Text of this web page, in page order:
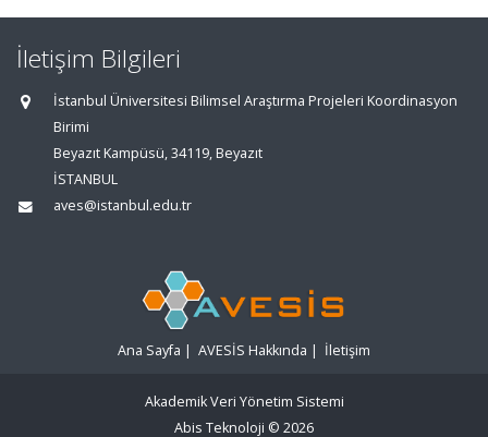
İletişim Bilgileri
İstanbul Üniversitesi Bilimsel Araştırma Projeleri Koordinasyon
Birimi
Beyazıt Kampüsü, 34119, Beyazıt
İSTANBUL
aves@istanbul.edu.tr
Ana Sayfa | AVESİS Hakkında | İletişim
Akademik Veri Yönetim Sistemi
Abis Teknoloji © 2026